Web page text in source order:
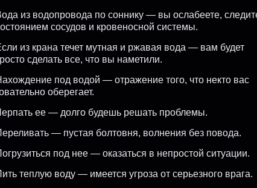
из водопровода по соннику — вы ослабеете,
сосудов и кровеносной системы.
из крана течет мутная и ржавая вода — вам будет
сделать все, что вы наметили.
под водой — отражение того, что некто вас
оберегает.
ее — долго будешь решать проблемы.
— пустая болтовня, волнения без повода.
под нее — оказаться в непростой ситуации.
теплую воду — имеется угроза от серьезного врага.